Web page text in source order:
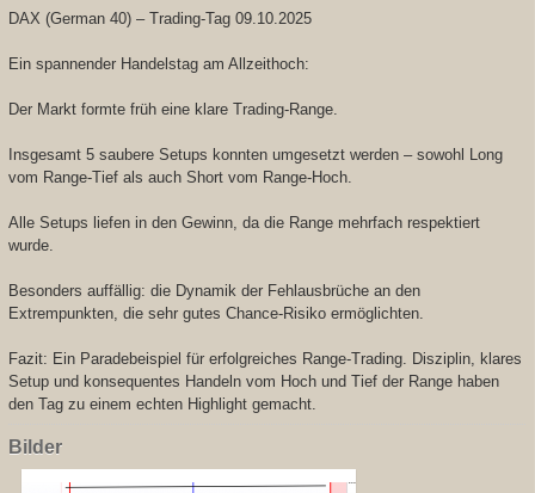
DAX (German 40) – Trading-Tag 09.10.2025
Ein spannender Handelstag am Allzeithoch:
Der Markt formte früh eine klare Trading-Range.
Insgesamt 5 saubere Setups konnten umgesetzt werden – sowohl Long
vom Range-Tief als auch Short vom Range-Hoch.
Alle Setups liefen in den Gewinn, da die Range mehrfach respektiert
wurde.
Besonders auffällig: die Dynamik der Fehlausbrüche an den
Extrempunkten, die sehr gutes Chance-Risiko ermöglichten.
Fazit: Ein Paradebeispiel für erfolgreiches Range-Trading. Disziplin, klares
Setup und konsequentes Handeln vom Hoch und Tief der Range haben
den Tag zu einem echten Highlight gemacht.
Bilder